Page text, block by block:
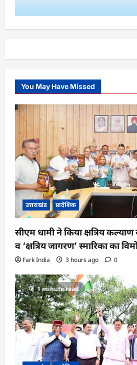
You May Have Missed
उत्तराखंड प्रादेशिक
सीएम धामी ने किया क्षत्रिय
व ‘क्षत्रिय जागरण’ स्मारिका का
Fark India 3 hours ago 0
1 minute read